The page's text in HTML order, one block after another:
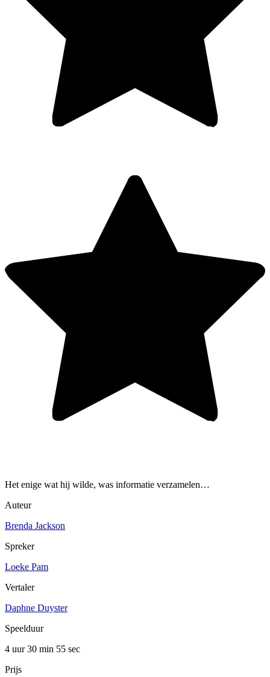
Het enige wat hij wilde, was informatie verzamelen…
Auteur
Brenda Jackson
Spreker
Loeke Pam
Vertaler
Daphne Duyster
Speelduur
4 uur 30 min 55 sec
Prijs